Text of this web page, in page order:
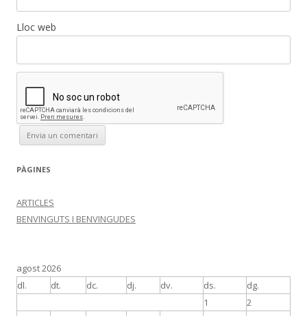
Lloc web
PÀGINES
ARTICLES
BENVINGUTS I BENVINGUDES
agost 2026
dl.
dt. dc. dj. dv. ds. dg.
1
2